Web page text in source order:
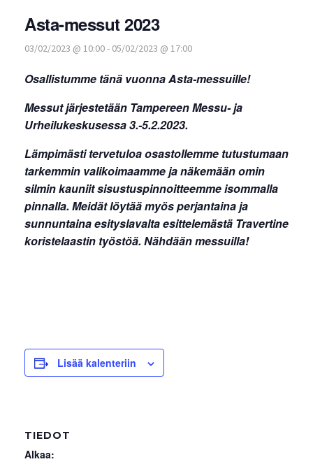
Asta-messut 2023
03/02/2023 @ 10:00- 05/02/2023 @ 17:00
Osallistumme tänä vuonna Asta-messuille!
Messut järjestetään Tampereen Messu- ja
Urheilukeskusessa 3.-5.2.2023.
Lämpimästi tervetuloa osastollemme tutustumaan
tarkemmin valikoimaamme ja näkemään omin
silmin kauniit sisustuspinnoitteemme isommalla
pinnalla. Meidät löytää myös perjantaina ja
sunnuntaina esityslavalta esittelemästä Travertine
koristelaastin työstöä. Nähdään messuilla!
Lisää kalenteriin
TIEDOT
Alkaa: